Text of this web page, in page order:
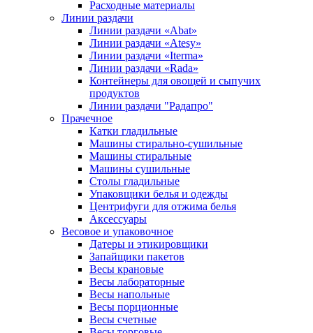
Расходные материалы
Линии раздачи
Линии раздачи «Abat»
Линии раздачи «Atesy»
Линии раздачи «Iterma»
Линии раздачи «Rada»
Контейнеры для овощей и сыпучих
продуктов
Линии раздачи "Радапро"
Прачечное
Катки гладильные
Машины стирально-сушильные
Машины стиральные
Машины сушильные
Столы гладильные
Упаковщики белья и одежды
Центрифуги для отжима белья
Аксессуары
Весовое и упаковочное
Датеры и этикировщики
Запайщики пакетов
Весы крановые
Весы лабораторные
Весы напольные
Весы порционные
Весы счетные